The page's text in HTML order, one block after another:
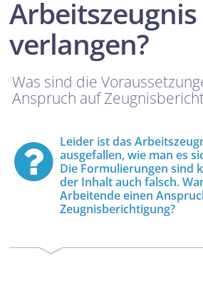
Arbeitszeugnis
verlangen?
Was sind die
Anspruch auf
Leider ist das
ausgefallen, wie man es
Die Formulierungen sind
der Inhalt auch falsch.
Arbeitende einen
Zeugnisberichtigung?